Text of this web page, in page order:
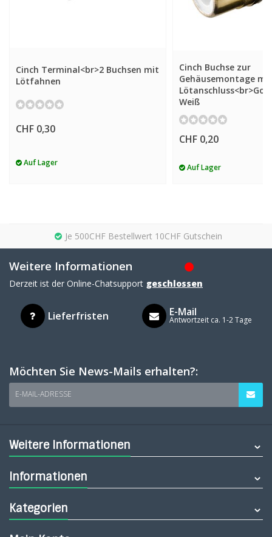
Cinch Terminal<br>2 Buchsen mit
Lötfahnen
CHF 0,30
Auf Lager
Cinch Buchse zur
Gehäusemontage mit
Weiß
CHF 0,20
Auf Lager
Je 500CHF Bestellwert 10CHF Gutschein
Weitere Informationen
Derzeit ist der Online-Chatsupport geschlossen
Lieferfristen E-Mail
Antwortzeit ca. 1-2 Tage
Möchten Sie News-Mails erhalten?:
E-MAIL-ADRESSE
Weitere Informationen
Informationen
Kategorien